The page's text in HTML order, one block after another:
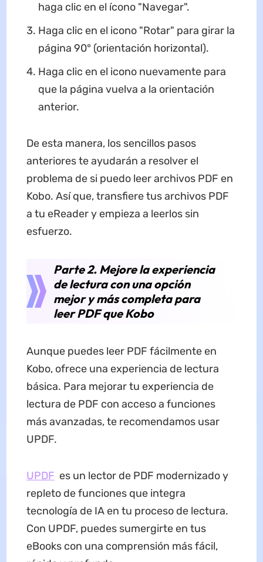
haga clic en el ícono "Navegar".
Haga clic en el icono "Rotar" para girar la
página 90° (orientación horizontal).
Haga clic en el icono nuevamente para
que la página vuelva a la orientación
anterior.
De esta manera, los sencillos pasos
anteriores te ayudarán a resolver el
problema de si puedo leer archivos PDF en
Kobo. Así que, transfiere tus archivos PDF
a tu eReader y empieza a leerlos sin
esfuerzo.
Parte 2. Mejore la experiencia
de lectura con una opción
mejor y más completa para
leer PDF que Kobo
Aunque puedes leer PDF fácilmente en
Kobo, ofrece una experiencia de lectura
básica. Para mejorar tu experiencia de
lectura de PDF con acceso a funciones
más avanzadas, te recomendamos usar
UPDF.
UPDF es un lector de PDF modernizado y
repleto de funciones que integra
tecnología de IA en tu proceso de lectura.
Con UPDF, puedes sumergirte en tus
eBooks con una comprensión más fácil,